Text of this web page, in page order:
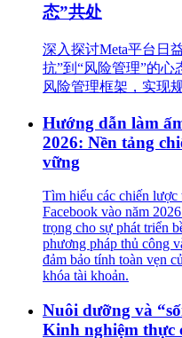
态”共处
深入探讨Meta平台日
抗”到“风险管理”的
风险管理框架，实现
Hướng dẫn làm
2026: Nền tảng
vững
Tìm hiểu các chiến lược
Facebook vào năm
trọng cho sự phát triển
phương pháp thủ công
đảm bảo tính toàn vẹn
khóa tài khoản.
Nuôi dưỡng và
Kinh nghiệm thực